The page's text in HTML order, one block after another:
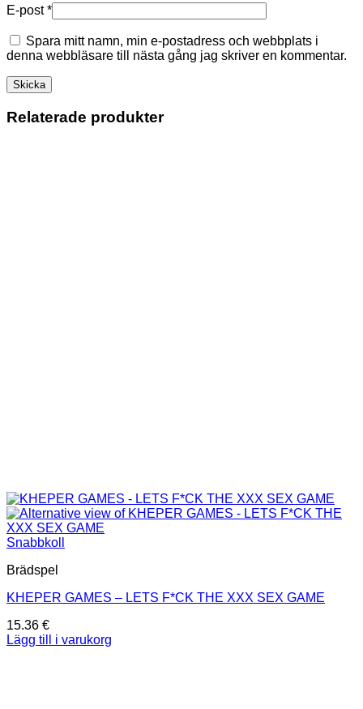
E-post*
Spara mitt namn, min e-postadress och webbplats i
denna webbläsare till nästa gång jag skriver en kommentar.
Relaterade produkter
Snabbkoll
Brädspel
KHEPER GAMES – LETS F*CK THE XXX SEX GAME
15.36 €
Lägg till i varukorg